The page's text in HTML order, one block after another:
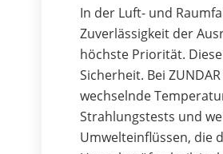
In der Luft- und
Zuverlässigkeit der
höchste Priorität.
Sicherheit. Bei
wechselnde
Strahlungstests und
Umwelteinflüssen, die